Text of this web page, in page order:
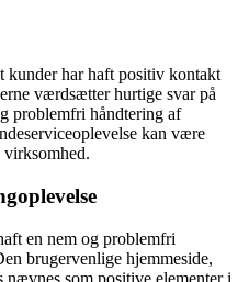
kunder har haft positiv kontakt
værdsætter hurtige svar på
problemfri håndtering af
kan være
en nem og problemfri
brugervenlige hjemmeside,
som positive elementer i